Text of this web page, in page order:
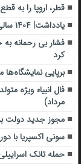
قطر، اروپا را به
یادداشت| ۱۴۰۴ سالی مبارک برای بازار سرمایه
کرد
برپایی
فال انبیاء ویژه
مرداد)
مجوز جدید دولت
سونی اکسپریا با
حمله تانک